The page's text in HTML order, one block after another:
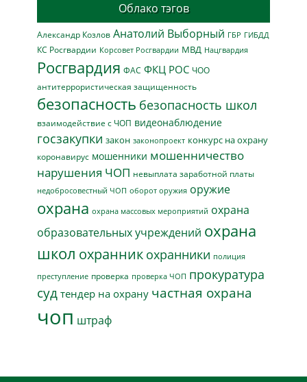
Облако тэгов
Александр Козлов Анатолий Выборный ГБР ГИБДД
КС Росгвардии Корсовет Росгвардии МВД Нацгвардия
Росгвардия ФАС ФКЦ РОС ЧОО
антитеррористическая защищенность
безопасность безопасность школ
взаимодействие с ЧОП видеонаблюдение
госзакупки закон законопроект конкурс на охрану
коронавирус мошенники мошенничество
нарушения ЧОП невыплата заработной платы
недобросовестный ЧОП оборот оружия оружие
охрана охрана массовых мероприятий охрана
образовательных учреждений охрана
школ охранник охранники полиция
преступление проверка проверка ЧОП прокуратура
суд тендер на охрану частная охрана
чоп штраф